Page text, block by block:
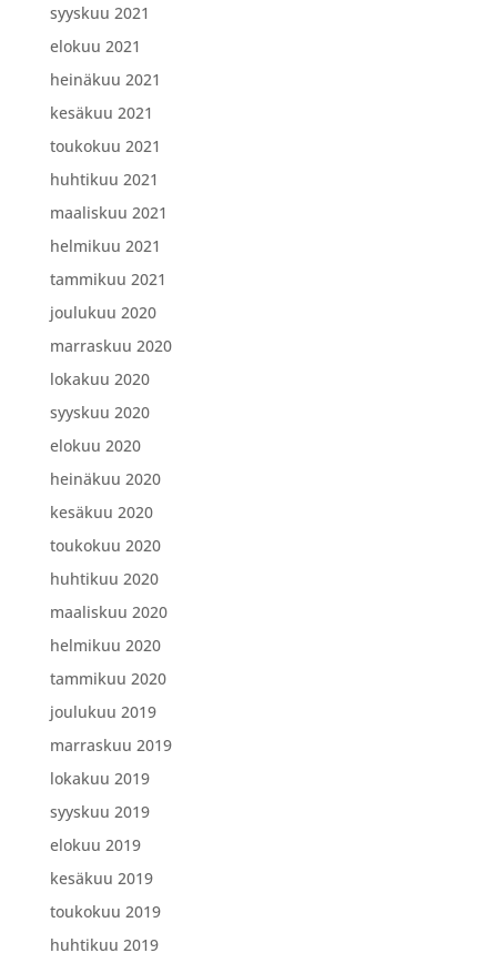
syyskuu 2021
elokuu 2021
heinäkuu 2021
kesäkuu 2021
toukokuu 2021
huhtikuu 2021
maaliskuu 2021
helmikuu 2021
tammikuu 2021
joulukuu 2020
marraskuu 2020
lokakuu 2020
syyskuu 2020
elokuu 2020
heinäkuu 2020
kesäkuu 2020
toukokuu 2020
huhtikuu 2020
maaliskuu 2020
helmikuu 2020
tammikuu 2020
joulukuu 2019
marraskuu 2019
lokakuu 2019
syyskuu 2019
elokuu 2019
kesäkuu 2019
toukokuu 2019
huhtikuu 2019